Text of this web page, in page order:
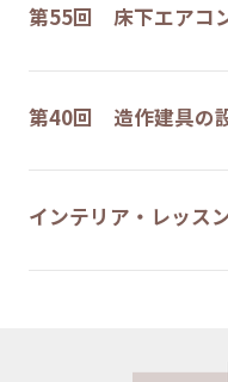
第55回 床下エアコ
第40回 造作建具の
インテリア・レッス